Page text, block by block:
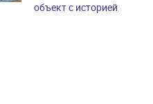
объект с историей